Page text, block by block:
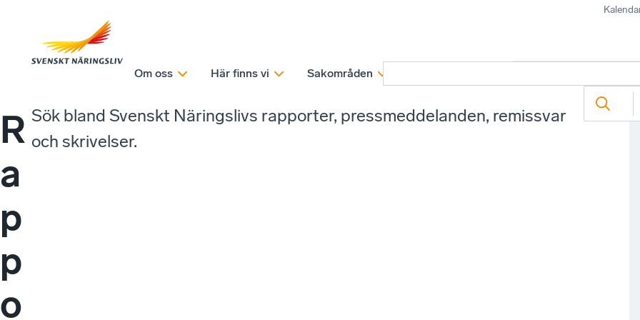
Om oss Här finns vi Sakområden
R
a
p
p
o
Sök bland Svenskt Näringslivs rapporter, pressmeddelanden, remissvar
och skrivelser.